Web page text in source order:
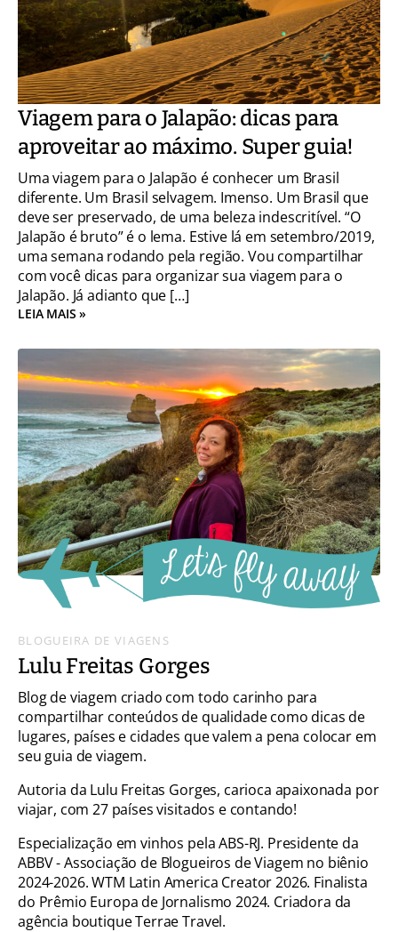
Viagem para o Jalapão: dicas para
aproveitar ao máximo. Super guia!
Uma viagem para o Jalapão é conhecer um Brasil
diferente. Um Brasil selvagem. Imenso. Um Brasil que
deve ser preservado, de uma beleza indescritível. “O
Jalapão é bruto” é o lema. Estive lá em setembro/2019,
uma semana rodando pela região. Vou compartilhar
com você dicas para organizar sua viagem para o
Jalapão. Já adianto que […]
LEIA MAIS »
BLOGUEIRA DE VIAGENS
Lulu Freitas Gorges
Blog de viagem criado com todo carinho para
compartilhar conteúdos de qualidade como dicas de
lugares, países e cidades que valem a pena colocar em
seu guia de viagem.
Autoria da Lulu Freitas Gorges, carioca apaixonada por
viajar, com 27 países visitados e contando!
Especialização em vinhos pela ABS-RJ. Presidente da
ABBV - Associação de Blogueiros de Viagem no biênio
2024-2026. WTM Latin America Creator 2026. Finalista
do Prêmio Europa de Jornalismo 2024. Criadora da
agência boutique Terrae Travel.